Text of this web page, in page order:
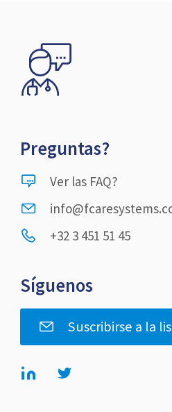
Preguntas?
Ver las FAQ?
+32 3 451 51 45
Síguenos
Suscribirse a la